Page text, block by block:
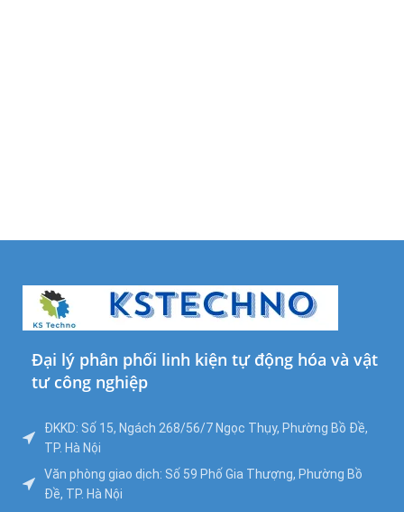
Đại lý phân phối linh kiện tự động hóa và vật
tư công nghiệp
ĐKKD: Số 15, Ngách 268/56/7 Ngọc Thụy, Phường Bồ Đề,
TP. Hà Nội
Văn phòng giao dịch: Số 59 Phố Gia Thượng, Phường Bồ
Đề, TP. Hà Nội